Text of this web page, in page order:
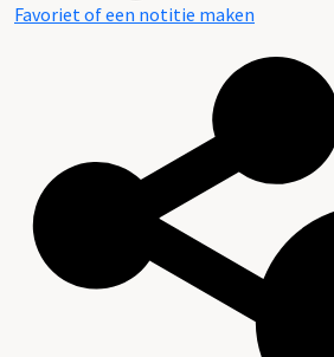
Favoriet of een notitie maken